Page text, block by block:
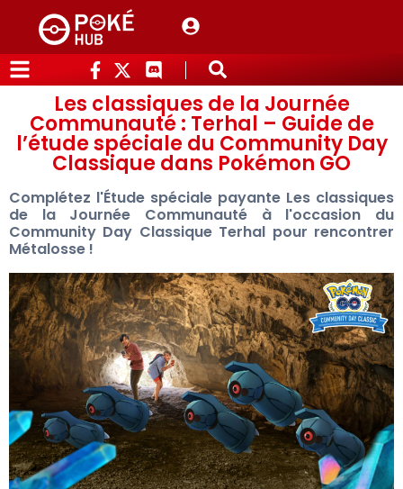
Les classiques de la Journée
Communauté : Terhal – Guide de
l’étude spéciale du Community Day
Classique dans Pokémon GO
Complétez l'Étude spéciale payante Les classiques
de la Journée Communauté à l'occasion du
Community Day Classique Terhal pour rencontrer
Métalosse !